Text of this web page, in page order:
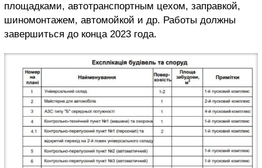
площадками, автотранспортным цехом, заправкой,
шиномонтажем, автомойкой и др. Работы должны
завершиться до конца 2023 года.